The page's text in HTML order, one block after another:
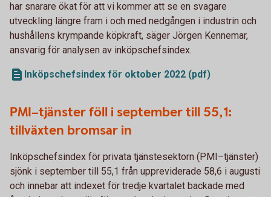
har snarare ökat för att vi kommer att se en svagare
utveckling längre fram i och med nedgången i industrin och
hushållens krympande köpkraft, säger Jörgen Kennemar,
ansvarig för analysen av inköpschefsindex.
Inköpschefsindex för oktober 2022 (pdf)
PMI–tjänster föll i september till 55,1:
tillväxten bromsar in
Inköpschefsindex för privata tjänstesektorn (PMI–tjänster)
sjönk i september till 55,1 från uppreviderade 58,6 i augusti
och innebar att indexet för tredje kvartalet backade med